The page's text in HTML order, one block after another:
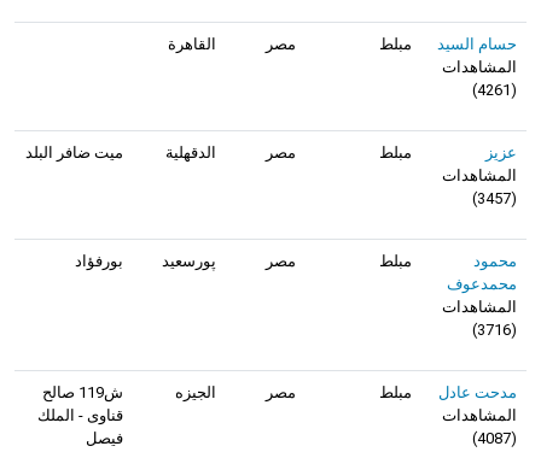
حسام السيد
المشاهدات
(
4261
)
مبلط مصر القاهرة
عزيز
المشاهدات
(
3457
)
مبلط مصر الدقهلية ميت ضافر البلد
محمود
محمدعوف
المشاهدات
(
3716
)
مبلط مصر پورسعيد بورفؤاد
مدحت عادل
المشاهدات
(
4087
)
مبلط مصر الجيزه
ش119 صالح
قناوى - الملك
فيصل